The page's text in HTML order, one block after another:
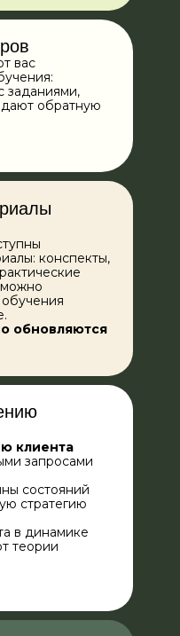
клиента
запросами
состояний
стратегию
в динамике
теории
конспекты,
обновляются
вас
заданиями,
обратную
схемы
уровне
а
их